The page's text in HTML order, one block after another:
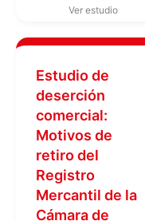
Estudio de
deserción
comercial:
Motivos de
retiro del
Registro
Mercantil de la
Cámara de